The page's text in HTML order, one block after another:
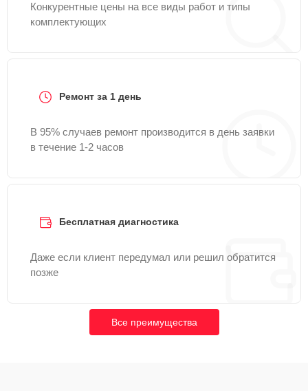
Конкурентные цены на все виды работ и типы
комплектующих
Ремонт за 1 день
В 95% случаев ремонт производится в день заявки
в течение 1-2 часов
Бесплатная диагностика
Даже если клиент передумал или решил обратится
позже
Все преимущества